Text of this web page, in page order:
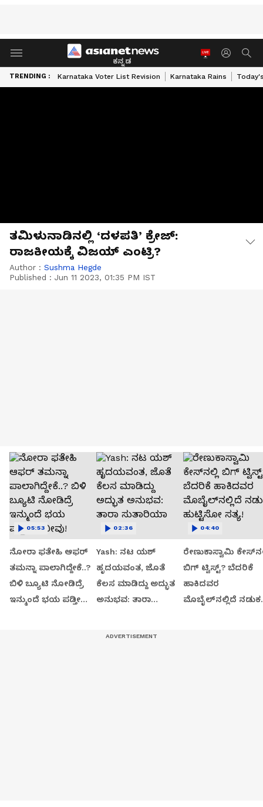
ಕನ್ನಡ
TRENDING : Karnataka Voter List Revision Karnataka Rains
ತಮಿಳುನಾಡಿನಲ್ಲಿ ‘ದಳಪತಿ’ ಕ್ರೇಜ್:
ರಾಜಕೀಯಕ್ಕೆ ವಿಜಯ್ ಎಂಟ್ರಿ?
Author : Sushma Hegde
Published : Jun 11 2023, 01:35 PM IST
ನೋರಾ ಫತೇಹಿ ಆಫರ್​
ತಮನ್ನಾ ಪಾಲಾಗಿದ್ದೇಕೆ..?
ಬಿಳಿ ಬ್ಯೂಟಿ ನೋಡಿದ್ರೆ
ಇನ್ಮುಂದೆ ಭಯ ಪಡ್ತೀರಾ
05:53
Yash: ನಟ ಯಶ್​
ಹೃದಯವಂತ, ಜೊತೆ
ಕೆಲಸ ಮಾಡಿದ್ದು ಅದ್ಭುತ
ಅನುಭವ: ತಾರಾ
02:36
ರೇಣುಕಾಸ್ವಾಮಿ
ಬಿಗ್ ಟ್ವಿಸ್ಟ್? ಬೆದರಿಕೆ
ಹಾಕಿದವರ
ಮೊಬೈಲ್‌ನಲ್ಲಿದೆ ನಡುಕ
04:40